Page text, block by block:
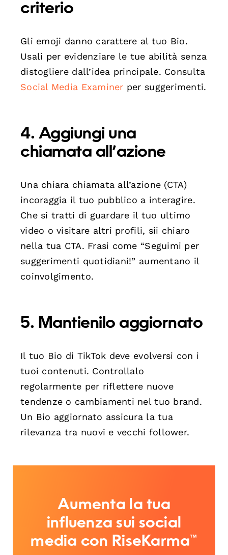
criterio
Gli emoji danno carattere al tuo Bio.
Usali per evidenziare le tue abilità senza
distogliere dall’idea principale. Consulta
Social Media Examiner per suggerimenti.
4. Aggiungi una
chiamata all’azione
Una chiara chiamata all’azione (CTA)
incoraggia il tuo pubblico a interagire.
Che si tratti di guardare il tuo ultimo
video o visitare altri profili, sii chiaro
nella tua CTA. Frasi come “Seguimi per
suggerimenti quotidiani!” aumentano il
coinvolgimento.
5. Mantienilo aggiornato
Il tuo Bio di TikTok deve evolversi con i
tuoi contenuti. Controllalo
regolarmente per riflettere nuove
tendenze o cambiamenti nel tuo brand.
Un Bio aggiornato assicura la tua
rilevanza tra nuovi e vecchi follower.
Aumenta la tua
influenza sui social
media con RiseKarma™